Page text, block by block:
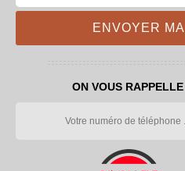
ON VOUS